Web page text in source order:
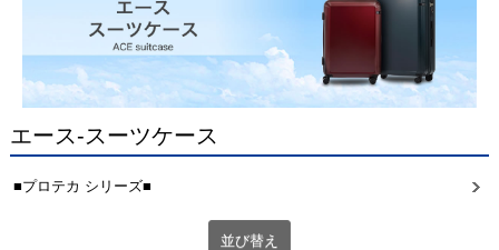
エース-スーツケース
■プロテカ シリーズ■
並び替え